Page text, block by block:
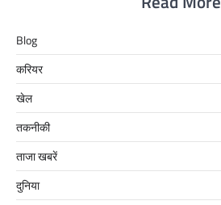
Blog
करियर
खेल
तकनीकी
ताजा खबरें
दुनिया